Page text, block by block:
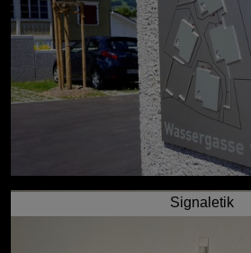
Signaletik